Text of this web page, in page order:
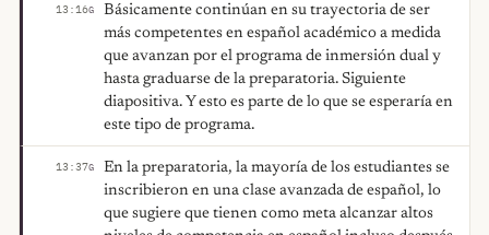
13:16G
Básicamente continúan en su trayectoria de ser
más competentes en español académico a medida
que avanzan por el programa de inmersión dual y
hasta graduarse de la preparatoria. Siguiente
diapositiva. Y esto es parte de lo que se esperaría en
este tipo de programa.
13:37G
En la preparatoria, la mayoría de los estudiantes se
inscribieron en una clase avanzada de español, lo
que sugiere que tienen como meta alcanzar altos